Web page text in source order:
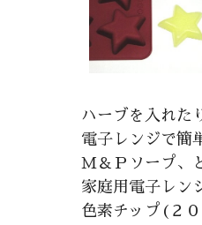
ハーブを入れた
電子レンジで簡
Ｍ＆Ｐソープ、
家庭用電子レン
色素チップ(２